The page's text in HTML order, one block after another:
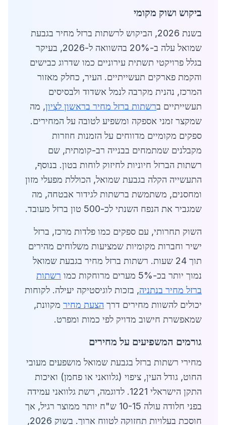
ביקוש ושוק מקומי
בשנת 2026, הביקוש לרשתות ברזל מחיר בגבעת
שמואל עלה ב-20% בהשוואה ל-2026, בעיקר
בגלל פרויקטי תשתית עירוניים כמו שדרוג כבישים
והקמת פארקים תעשייתיים. העיר, כחלק מאזור
המרכז, נהנית מקרבה לנמל אשדוד ולבסיסים
תעשייתיים ברשתות ברזל מחיר בראשון לציון, מה
שמקצר זמני אספקה ומשפיע לטובה על המחירים.
ספקים מקומיים מדווחים על הזמנות חוזרות
מקבלנים שמתמחים בבנייה רב-קומתית, שם
רשתות הברזל חיוניות לחיזוק לוחות בטון. בנוסף,
התעשייה הקלה בגבעת שמואל, הכוללת מפעלי מזון
ומחסנים, משתמשת ברשתות לגידור אבטחה, מה
שמגביר את הנפח השנתי לכ-500 טון ברזל מעובד.
השוק תחרותי, עם ספקים כמו פלדות מרכז, ברזל
ישיר וחברות מקומיות שמציעות משלוחים מהירים
תוך 24 שעות. רשתות ברזל מחיר בגבעת שמואל
נמוך יותר בכ-5% מערים מרוחקות כמו
רשתות
ברזל מחיר בנתניה, בזכות לוגיסטיקה יעילה. לקוחות
יכולים להשוות מחירים דרך הצעת מחיר מקוונת,
שמאפשרת חישוב מדויק לפי כמות ומפרט.
גורמים המשפיעים על מחירים
מחירי רשתות ברזל בגבעת שמואל מושפעים מעובי
החוט, גודל העין, ציפוי (גלוואני או פחמן) ואיכות
התקן הישראלי 1221. לדוגמה, רשת גלוואני עמידה
בפני חלודה עולה 10-15 ש"ח יותר ממוצר רגיל, אך
חוסכת בעלויות תחזוקה לטווח ארוך. בשוק 2026,